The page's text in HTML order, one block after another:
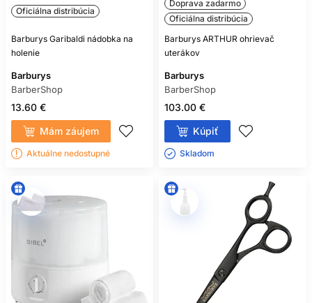
Oficiálna distribúcia
Barburys Garibaldi nádobka na
holenie
Barburys
BarberShop
13.60 €
Mám záujem
Aktuálne nedostupné
Doprava zadarmo
Oficiálna distribúcia
Barburys ARTHUR ohrievač
uterákov
Barburys
BarberShop
103.00 €
Kúpiť
Skladom ㅤ